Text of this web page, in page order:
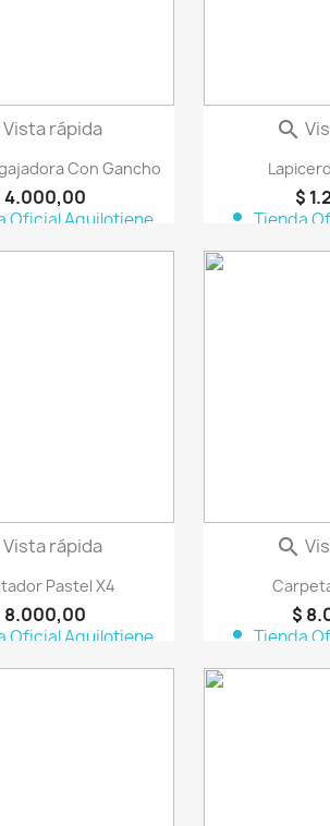
Con Gancho
4.000,00
Oficial Aquilotiene
Vista rápida
$
person Tienda

Pastel X4
8.000,00
Oficial Aquilotiene
Vista rápida
$
person Tienda
